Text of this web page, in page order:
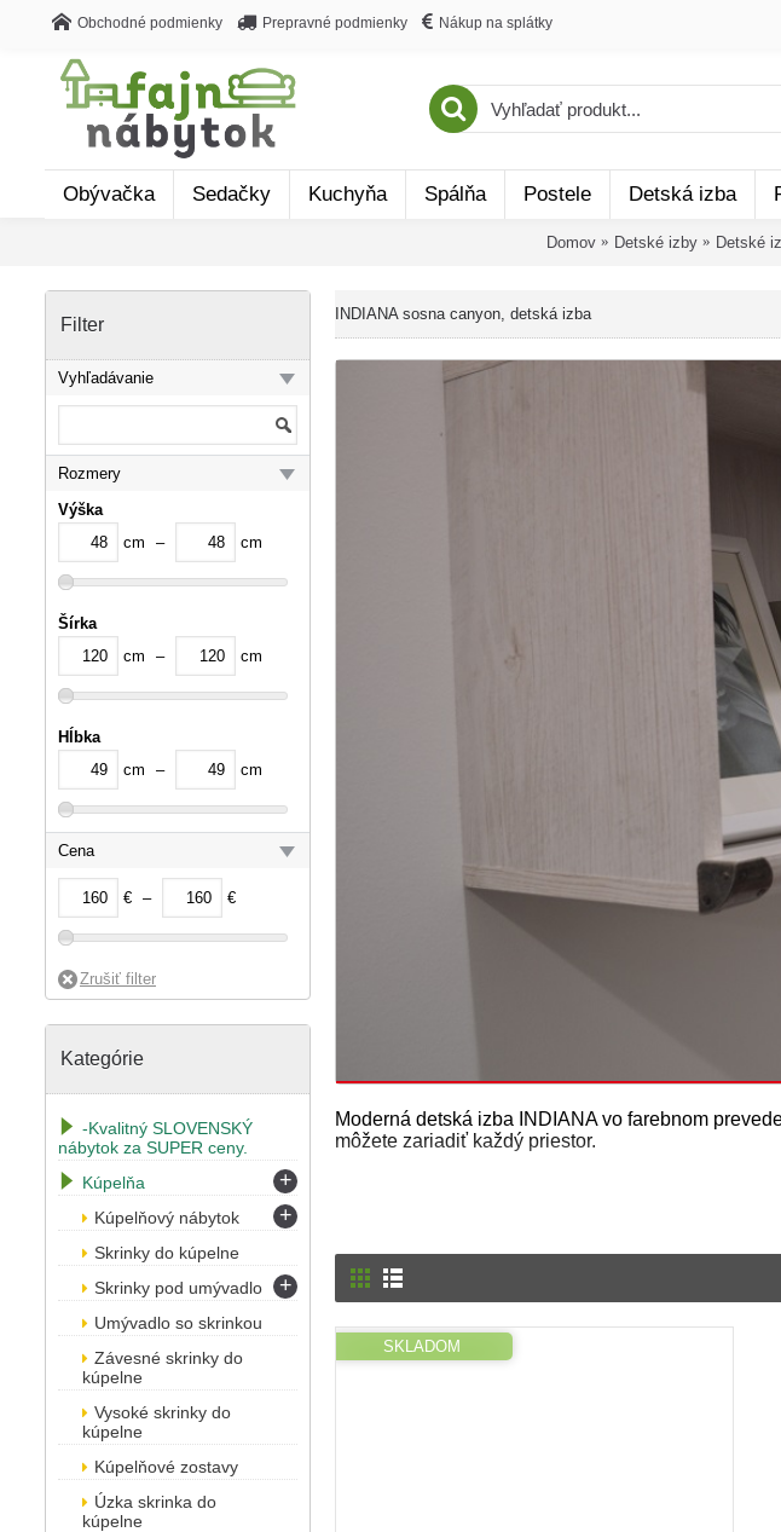
Obchodné podmienky Prepravné podmienky Nákup na splátky
Obývačka Sedačky Kuchyňa Spálňa Postele Detská izba
Domov Detské izby Detské
Filter
Vyhľadávanie
Rozmery
Výška
cm
– cm
Šírka
cm
– cm
Hĺbka
cm
– cm
Cena
€ – €
Kategórie
-Kvalitný SLOVENSKÝ
nábytok za SUPER ceny.
Kúpelňa
+
Kúpelňový nábytok +
Skrinky do kúpelne
Skrinky pod umývadlo
+
Umývadlo so skrinkou
Závesné skrinky do
kúpelne
Vysoké skrinky do
kúpelne
Kúpelňové zostavy
Úzka skrinka do
kúpelne
INDIANA sosna canyon, detská izba
Moderná detská izba INDIANA vo farebnom
môžete zariadiť každý priestor.
SKLADOM